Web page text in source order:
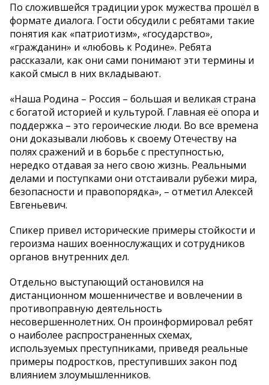
По сложившейся традиции урок мужества прошёл в
формате диалога. Гости обсудили с ребятами такие
понятия как «патриотизм», «государство»,
«гражданин» и «любовь к Родине». Ребята
рассказали, как они сами понимают эти термины и
какой смысл в них вкладывают.
«Наша Родина – Россия – большая и великая страна
с богатой историей и культурой. Главная её опора и
поддержка – это героические люди. Во все времена
они доказывали любовь к своему Отечеству на
полях сражений и в борьбе с преступностью,
нередко отдавая за него свою жизнь. Реальными
делами и поступками они отстаивали рубежи мира,
безопасности и правопорядка», – отметил Алексей
Евгеньевич.
Спикер привел исторические примеры стойкости и
героизма наших военнослужащих и сотрудников
органов внутренних дел.
Отдельно выступающий остановился на
дистанционном мошенничестве и вовлечении в
противоправную деятельность
несовершеннолетних. Он проинформировал ребят
о наиболее распространенных схемах,
используемых преступниками, приведя реальные
примеры подростков, преступивших закон под
влиянием злоумышленников.